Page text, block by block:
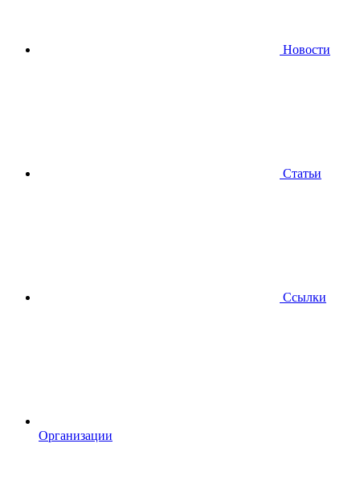
Новости
Статьи
Ссылки
Организации